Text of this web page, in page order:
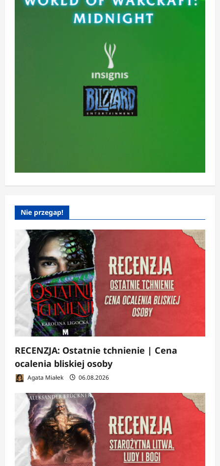
Nie przegap!
RECENZJA: Ostatnie tchnienie | Cena
ocalenia bliskiej osoby
Agata Miałek 06.08.2026